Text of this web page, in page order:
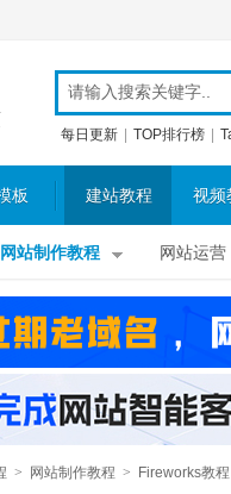
每日更新 TOP排行榜
板 建站教程 视频
网站制作教程 网站运营
> 网站制作教程 > Fireworks教程